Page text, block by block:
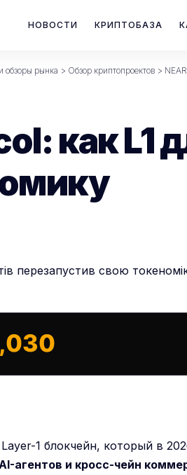
НОВОСТИ КРИПТОБАЗА
обзоры рынка > Обзор криптопроектов >
как L1
1 блокчейн, который в
AI-агентов и кросс-чейн